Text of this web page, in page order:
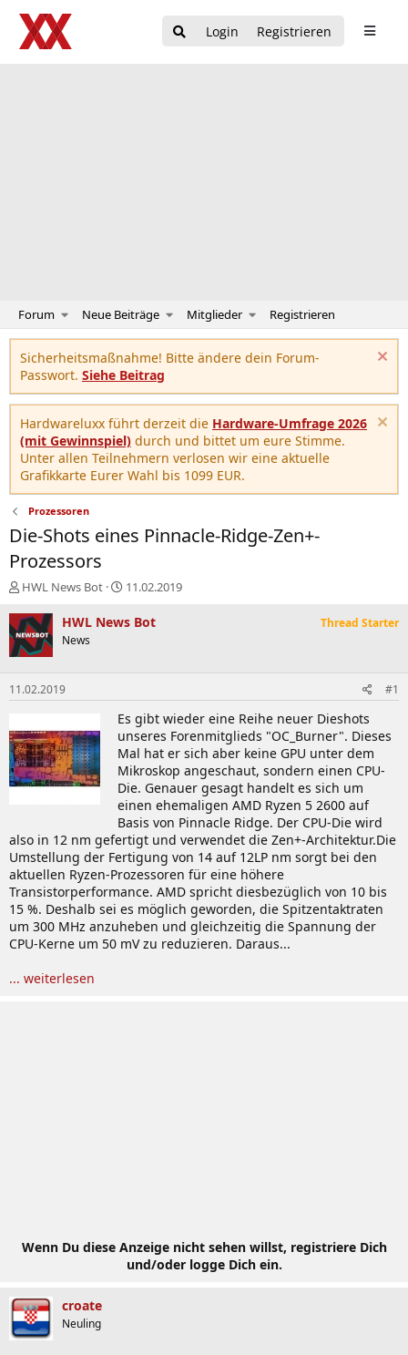
Login Registrieren
Forum Neue Beiträge Mitglieder Registrieren
Sicherheitsmaßnahme! Bitte ändere dein Forum-
Passwort. Siehe Beitrag
Hardwareluxx führt derzeit die Hardware-Umfrage 2026
(mit Gewinnspiel) durch und bittet um eure Stimme.
Unter allen Teilnehmern verlosen wir eine aktuelle
Grafikkarte Eurer Wahl bis 1099 EUR.
Prozessoren
Die-Shots eines Pinnacle-Ridge-Zen+-
Prozessors
E
s
t
e
e
HWL News Bot
E
s
t
a
m
11.02.2019
HWL News Bot
News
Thread Starter
11.02.2019 #1
Es gibt wieder eine Reihe neuer Dieshots
unseres Forenmitglieds "OC_Burner". Dieses
Mal hat er sich aber keine GPU unter dem
Mikroskop angeschaut, sondern einen CPU-
Die. Genauer gesagt handelt es sich um
einen ehemaligen AMD Ryzen 5 2600 auf
Basis von Pinnacle Ridge. Der CPU-Die wird
also in 12 nm gefertigt und verwendet die Zen+-Architektur.Die
Umstellung der Fertigung von 14 auf 12LP nm sorgt bei den
aktuellen Ryzen-Prozessoren für eine höhere
Transistorperformance. AMD spricht diesbezüglich von 10 bis
15 %. Deshalb sei es möglich geworden, die Spitzentaktraten
um 300 MHz anzuheben und gleichzeitig die Spannung der
CPU-Kerne um 50 mV zu reduzieren. Daraus...
... weiterlesen
Wenn Du diese Anzeige nicht sehen willst, registriere Dich
und/oder logge Dich ein.
croate
Neuling